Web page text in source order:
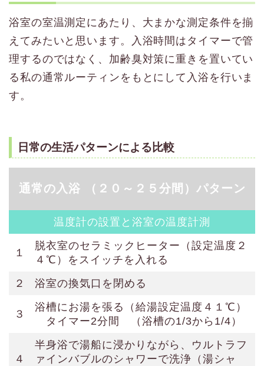
浴室の室温測定にあたり、大まかな測定条件を揃
えてみたいと思います。入浴時間はタイマーで管
理するのではなく、加齢臭対策に重きを置いてい
る私の通常ルーティンをもとにして入浴を行いま
す。
日常の生活パターンによる比較
通常の入浴 （２０～２５分間）パターン
温度計の設置と浴室の温度計測
１
脱衣室のセラミックヒーター（設定温度２
４℃）をスイッチを入れる
２
浴室の換気口を閉める
３
浴槽にお湯を張る（給湯設定温度４１℃）
タイマー2分間 （浴槽の1/3から1/4）
４
半身浴で湯船に浸かりながら、ウルトラフ
ァインバブルのシャワーで洗浄（湯シャ